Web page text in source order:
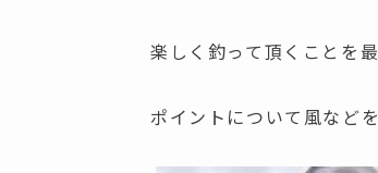
楽しく釣って頂くことを
ポイントについて風など